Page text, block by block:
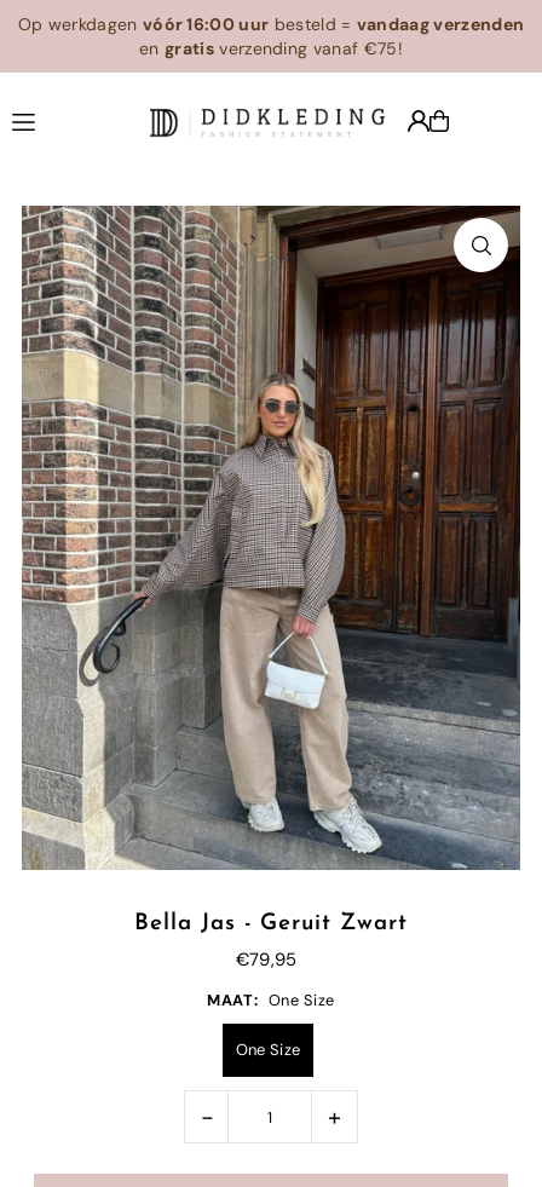
Translation missing: en.accessibility.skip_to_text
Op werkdagen vóór 16:00 uur besteld = vandaag verzenden
engratisverzending vanaf €75!
Bella Jas - Geruit Zwart
€79,95
MAAT: One Size
One Size
- +